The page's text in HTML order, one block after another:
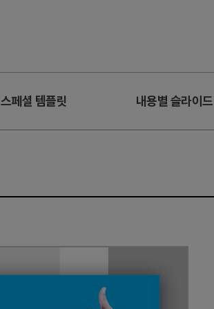
스페셜 템플릿 내용별 슬라이드